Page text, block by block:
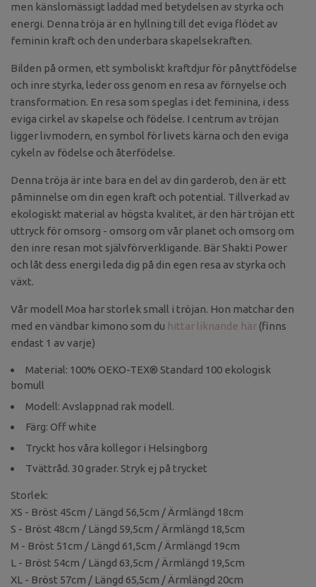
men känslomässigt laddad med betydelsen av styrka och
energi. Denna tröja är en hyllning till det eviga flödet av
feminin kraft och den underbara skapelsekraften.
Bilden på ormen, ett symboliskt kraftdjur för pånyttfödelse
och inre styrka, leder oss genom en resa av förnyelse och
transformation. En resa som speglas i det feminina, i dess
eviga cirkel av skapelse och födelse. I centrum av tröjan
ligger livmodern, en symbol för livets kärna och den eviga
cykeln av födelse och återfödelse.
Denna tröja är inte bara en del av din garderob, den är ett
påminnelse om din egen kraft och potential. Tillverkad av
ekologiskt material av högsta kvalitet, är den här tröjan ett
uttryck för omsorg - omsorg om vår planet och omsorg om
den inre resan mot självförverkligande. Bär Shakti Power
och låt dess energi leda dig på din egen resa av styrka och
växt.
Vår modell Moa har storlek small i tröjan. Hon matchar den
med en vändbar kimono som du hittar liknande här (finns
endast 1 av varje)
Material: 100% OEKO-TEX® Standard 100 ekologisk
bomull
Modell: Avslappnad rak modell.
Färg: Off white
Tryckt hos våra kollegor i Helsingborg
Tvättråd. 30 grader. Stryk ej på trycket
Storlek:
XS - Bröst 45cm / Längd 56,5cm / Ärmlängd 18cm
S - Bröst 48cm / Längd 59,5cm / Ärmlängd 18,5cm
M - Bröst 51cm / Längd 61,5cm / Ärmlängd 19cm
L - Bröst 54cm / Längd 63,5cm / Ärmlängd 19,5cm
XL - Bröst 57cm / Längd 65,5cm / Ärmlängd 20cm